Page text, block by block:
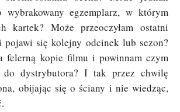
egzemplarz, w którym
kartek? Może przeoczyłam ostatni
się kolejny odcinek lub sezon?
felerną kopie filmu i powinnam czym
do dystrybutora? I tak przez chwilę
obijając się o ściany i nie wiedząc,